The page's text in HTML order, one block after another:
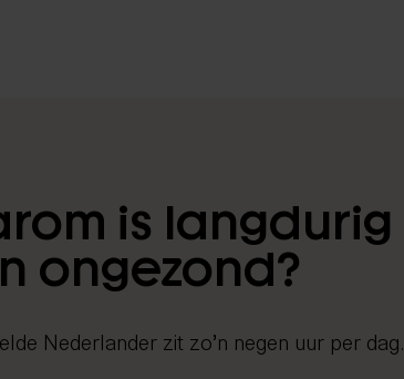
is langdurig
ongezond?
Nederlander zit zo’n negen uur per dag.